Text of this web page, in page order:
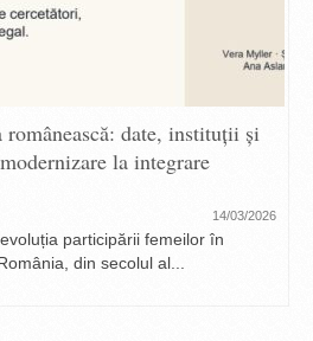
românească: date, instituții și
la integrare
14/03/2026
participării femeilor în
din secolul al...